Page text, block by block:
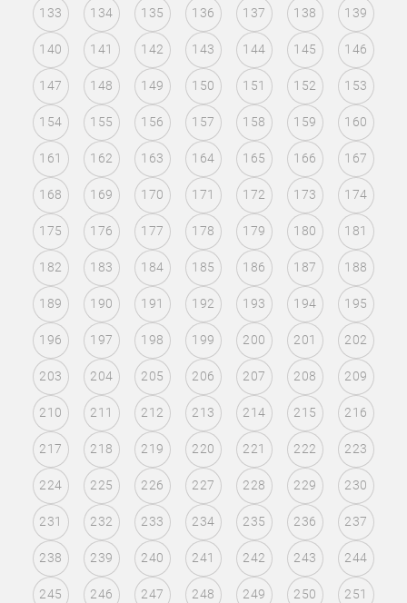
133 134 135 136 137 138 139
140 141 142 143 144 145 146
147 148 149 150 151 152 153
154 155 156 157 158 159 160
161 162 163 164 165 166 167
168 169 170 171 172 173 174
175 176 177 178 179 180 181
182 183 184 185 186 187 188
189 190 191 192 193 194 195
196 197 198 199 200 201 202
203 204 205 206 207 208 209
210 211 212 213 214 215 216
217 218 219 220 221 222 223
224 225 226 227 228 229 230
231 232 233 234 235 236 237
238 239 240 241 242 243 244
245 246 247 248 249 250 251